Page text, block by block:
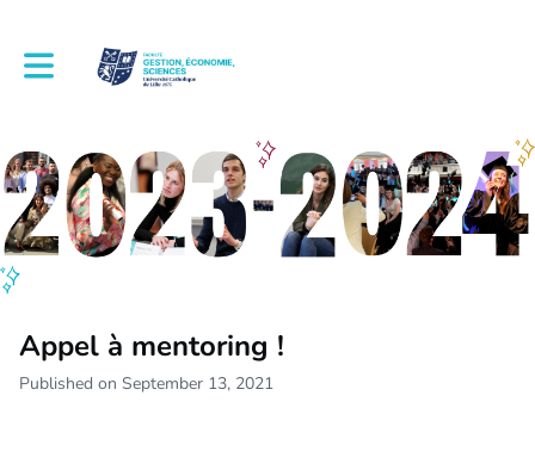
Toggle main navigation
Appel à mentoring !
Published on September 13, 2021